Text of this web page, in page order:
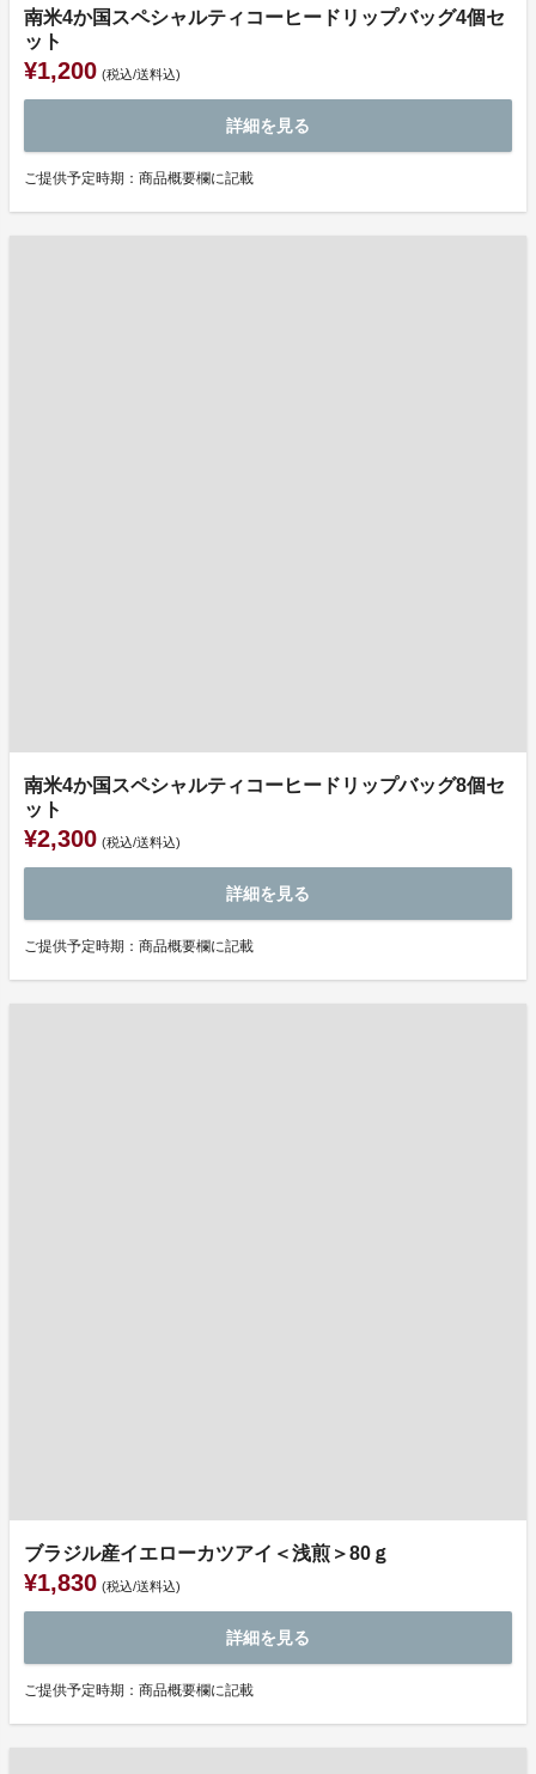
南米4か国スペシャルティコーヒードリップバッグ4個セ
ット
¥1,200 (税込/送料込)
詳細を見る
ご提供予定時期：商品概要欄に記載
南米4か国スペシャルティコーヒードリップバッグ8個セ
ット
¥2,300 (税込/送料込)
詳細を見る
ご提供予定時期：商品概要欄に記載
ブラジル産イエローカツアイ＜浅煎＞80ｇ
¥1,830 (税込/送料込)
詳細を見る
ご提供予定時期：商品概要欄に記載